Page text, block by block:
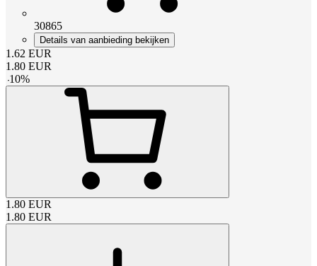
30865
Details van aanbieding bekijken
1.62 EUR
1.80 EUR
-10%
1.80 EUR
1.80 EUR